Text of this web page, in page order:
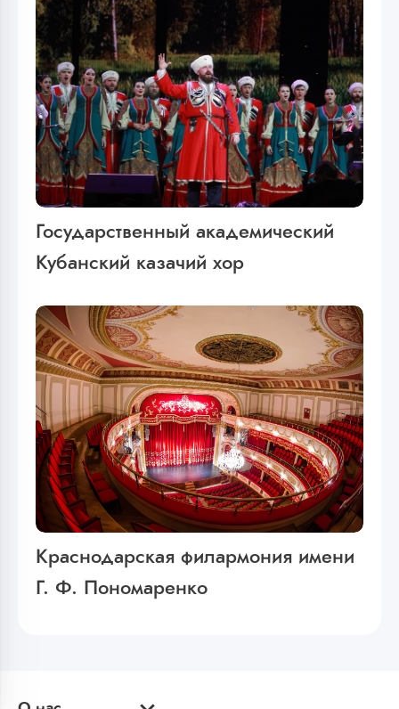
Государственный академический
Кубанский казачий хор
Краснодарская филармония имени
Г. Ф. Пономаренко